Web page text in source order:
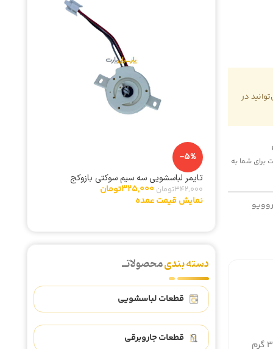
در
پست برای شما به
-5%
تایمر لباسشویی سه سیم سوکتی بازوکج
342,000تومان 325,000تومان
نمایش قیمت عمده
دسته بندیمحصولاتــ
قطعات لباسشویی
قطعات جاروبرقی